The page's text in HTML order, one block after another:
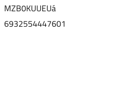
MZB0KUUEUá
6932554447601